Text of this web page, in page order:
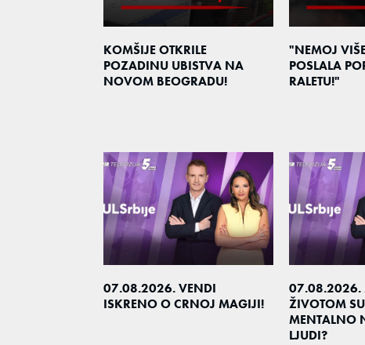
KOMŠIJE OTKRILE
POZADINU UBISTVA NA
NOVOM BEOGRADU!
"NEMOJ
POSLALA
RALETU!"
07.08.2026. VENDI
ISKRENO O CRNOJ MAGIJI!
07.08.2026.
ŽIVOTOM
MENTALNO
LJUDI?